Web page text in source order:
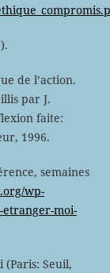
de l’action.
par J.
faite:
1996.
semaines
wp-
etranger-moi-
Seuil,